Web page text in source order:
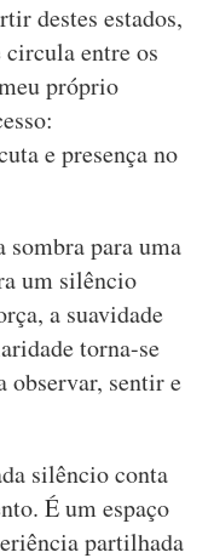
destes estados,
circula entre os
próprio
e presença no
sombra para uma
um silêncio
a suavidade
torna-se
observar, sentir e
silêncio conta
É um espaço
partilhada